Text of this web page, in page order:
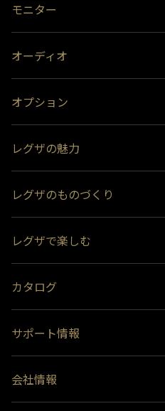
モニター
オーディオ
オプション
レグザの魅力
レグザのものづくり
受賞履歴
おすすめ番組
レグザで楽しむ
カタログ
サポート情報
インフォメーション 一覧
会社情報